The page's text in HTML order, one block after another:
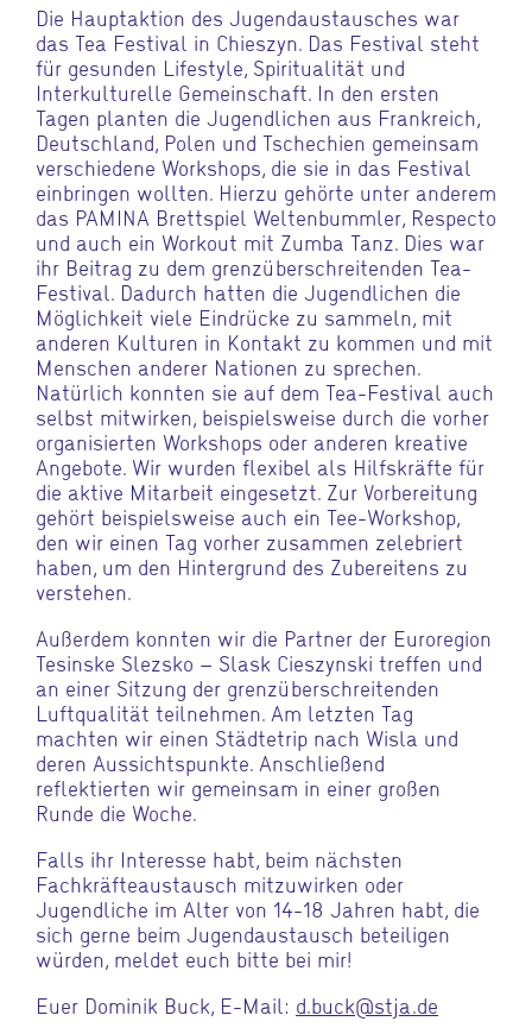
Die Hauptaktion des Jugendaustausches war
das Tea Festival in Chieszyn. Das Festival steht
für gesunden Lifestyle, Spiritualität und
Interkulturelle Gemeinschaft. In den ersten
Tagen planten die Jugendlichen aus Frankreich,
Deutschland, Polen und Tschechien gemeinsam
verschiedene Workshops, die sie in das Festival
einbringen wollten. Hierzu gehörte unter anderem
das PAMINA Brettspiel Weltenbummler, Respecto
und auch ein Workout mit Zumba Tanz. Dies war
ihr Beitrag zu dem grenzüberschreitenden Tea-
Festival. Dadurch hatten die Jugendlichen die
Möglichkeit viele Eindrücke zu sammeln, mit
anderen Kulturen in Kontakt zu kommen und mit
Menschen anderer Nationen zu sprechen.
Natürlich konnten sie auf dem Tea-Festival auch
selbst mitwirken, beispielsweise durch die vorher
organisierten Workshops oder anderen kreative
Angebote. Wir wurden flexibel als Hilfskräfte für
die aktive Mitarbeit eingesetzt. Zur Vorbereitung
gehört beispielsweise auch ein Tee-Workshop,
den wir einen Tag vorher zusammen zelebriert
haben, um den Hintergrund des Zubereitens zu
verstehen.
Außerdem konnten wir die Partner der Euroregion
Tesinske Slezsko – Slask Cieszynski treffen und
an einer Sitzung der grenzüberschreitenden
Luftqualität teilnehmen. Am letzten Tag
machten wir einen Städtetrip nach Wisla und
deren Aussichtspunkte. Anschließend
reflektierten wir gemeinsam in einer großen
Runde die Woche.
Falls ihr Interesse habt, beim nächsten
Fachkräfteaustausch mitzuwirken oder
Jugendliche im Alter von 14-18 Jahren habt, die
sich gerne beim Jugendaustausch beteiligen
würden, meldet euch bitte bei mir!
Euer Dominik Buck, E-Mail: d.buck@stja.de